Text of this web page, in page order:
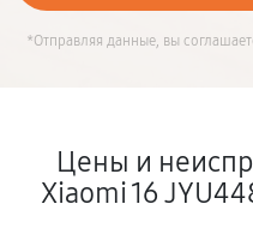
*Отправляя данные, вы
Цены и
Xiaomi 16